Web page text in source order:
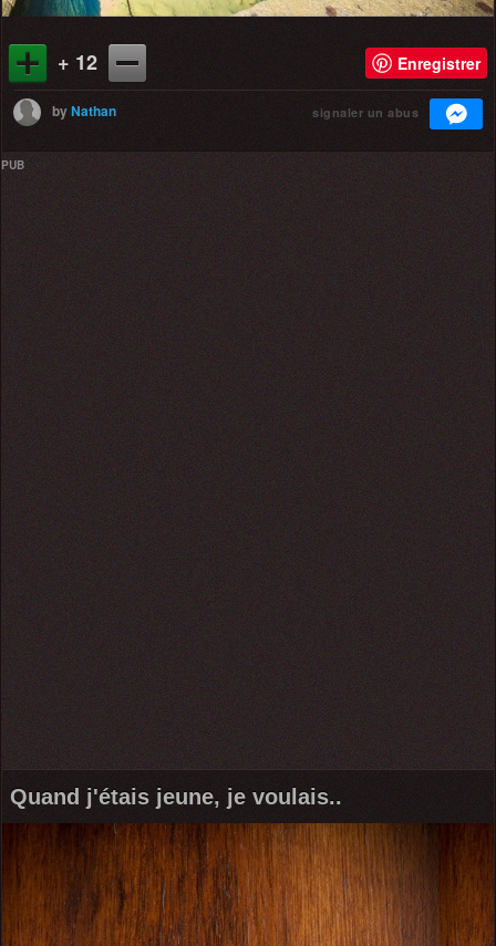
+ 12 Enregistrer
byNathan signaler un abus
PUB
Quand j'étais jeune, je voulais..